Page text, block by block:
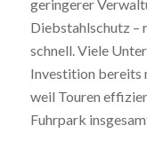
geringerer
Diebstahlschutz –
schnell. Viele
Investition bereits
weil Touren
Fuhrpark